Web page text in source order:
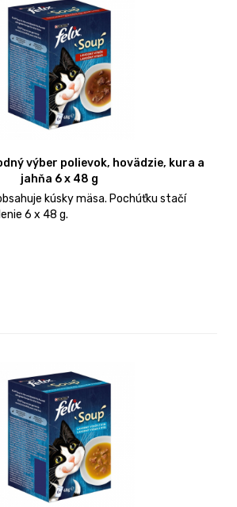
výber polievok, hovädzie, kura a
jahňa 6 x 48 g
kúsky mäsa. Pochúťku stačí
6 x 48 g.